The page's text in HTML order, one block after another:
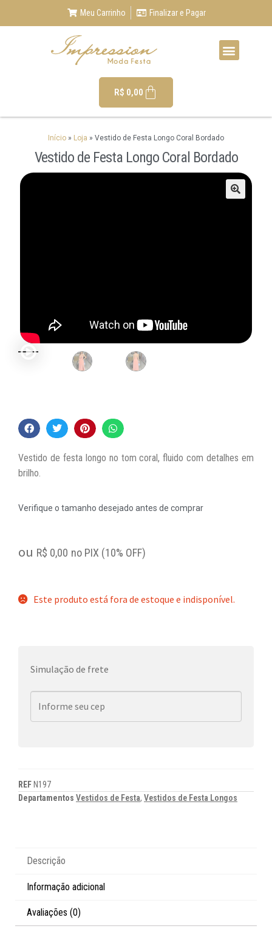
Meu Carrinho Finalizar e Pagar
R$ 0,00
Início » Loja » Vestido de Festa Longo Coral Bordado
Vestido de Festa Longo Coral Bordado
Vestido de festa longo no tom coral, fluido com detalhes em
brilho.
Verifique o tamanho desejado antes de comprar
ou R$ 0,00 no PIX (10% OFF)
Este produto está fora de estoque e indisponível.
Simulação de frete
REF N197
Departamentos Vestidos de Festa, Vestidos de Festa Longos
Descrição
Informação adicional
Avaliações (0)